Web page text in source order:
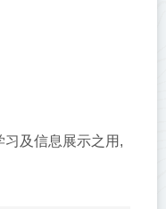
习及信息展示之用,